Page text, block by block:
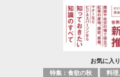
お気に入り
特集：食欲の秋